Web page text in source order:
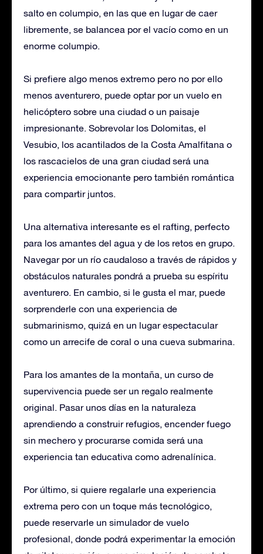
salto en columpio, en las que en lugar de caer
libremente, se balancea por el vacío como en un
enorme columpio.
Si prefiere algo menos extremo pero no por ello
menos aventurero, puede optar por un vuelo en
helicóptero sobre una ciudad o un paisaje
impresionante. Sobrevolar los Dolomitas, el
Vesubio, los acantilados de la Costa Amalfitana o
los rascacielos de una gran ciudad será una
experiencia emocionante pero también romántica
para compartir juntos.
Una alternativa interesante es el rafting, perfecto
para los amantes del agua y de los retos en grupo.
Navegar por un río caudaloso a través de rápidos y
obstáculos naturales pondrá a prueba su espíritu
aventurero. En cambio, si le gusta el mar, puede
sorprenderle con una experiencia de
submarinismo, quizá en un lugar espectacular
como un arrecife de coral o una cueva submarina.
Para los amantes de la montaña, un curso de
supervivencia puede ser un regalo realmente
original. Pasar unos días en la naturaleza
aprendiendo a construir refugios, encender fuego
sin mechero y procurarse comida será una
experiencia tan educativa como adrenalínica.
Por último, si quiere regalarle una experiencia
extrema pero con un toque más tecnológico,
puede reservarle un simulador de vuelo
profesional, donde podrá experimentar la emoción